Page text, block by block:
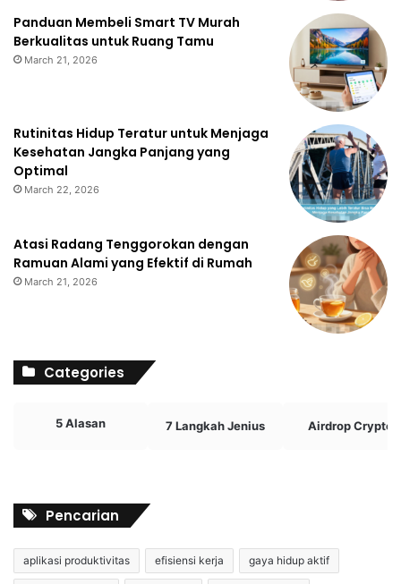
Panduan Membeli Smart TV Murah
Berkualitas untuk Ruang Tamu
March 21, 2026
Rutinitas Hidup Teratur untuk Menjaga
Kesehatan Jangka Panjang yang
Optimal
March 22, 2026
Atasi Radang Tenggorokan dengan
Ramuan Alami yang Efektif di Rumah
March 21, 2026
Categories
5 Alasan 7 Langkah Jenius Airdrop Crypto
Pencarian
aplikasi produktivitas efisiensi kerja gaya hidup aktif